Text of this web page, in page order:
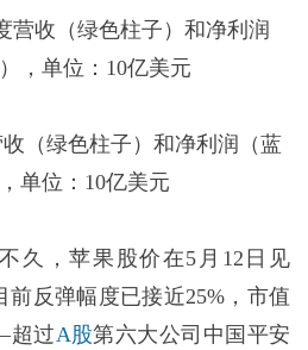
（绿色柱子）和净利润（蓝
单位：10亿美元
久，苹果股价在5月12日见
前反弹幅度已接近25%，市值
超过A股第六大公司中国平安